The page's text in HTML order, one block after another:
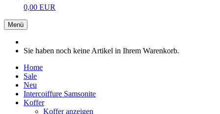
0,00 EUR
Menü
Sie haben noch keine Artikel in Ihrem Warenkorb.
Home
Sale
Neu
Intercoiffure Samsonite
Koffer
Koffer anzeigen